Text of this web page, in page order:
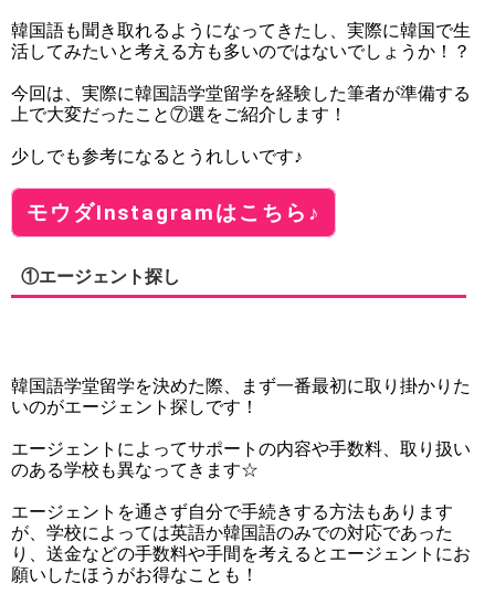
韓国語も聞き取れるようになってきたし、実際に韓国で生
活してみたいと考える方も多いのではないでしょうか！？
今回は、実際に韓国語学堂留学を経験した筆者が準備する
上で大変だったこと⑦選をご紹介します！
少しでも参考になるとうれしいです♪
モウダInstagramはこちら♪
①エージェント探し
韓国語学堂留学を決めた際、まず一番最初に取り掛かりた
いのがエージェント探しです！
エージェントによってサポートの内容や手数料、取り扱い
のある学校も異なってきます☆
エージェントを通さず自分で手続きする方法もあります
が、学校によっては英語か韓国語のみでの対応であった
り、送金などの手数料や手間を考えるとエージェントにお
願いしたほうがお得なことも！